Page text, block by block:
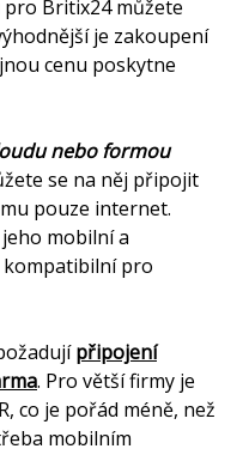
pro Britix24 můžete
je zakoupení
cenu poskytne
nebo formou
se na něj připojit
pouze internet.
mobilní a
pro
připojení
. Pro větší firmy je
co je pořád méně, než
mobilním